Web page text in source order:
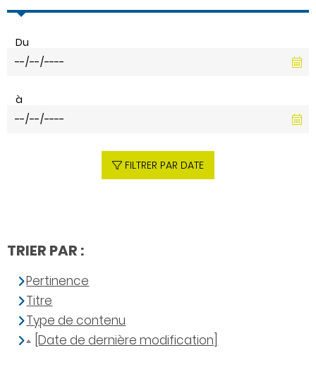
Du
à
FILTRER PAR DATE
TRIER PAR :
Pertinence
Titre
Type de contenu
[Date de dernière modification]